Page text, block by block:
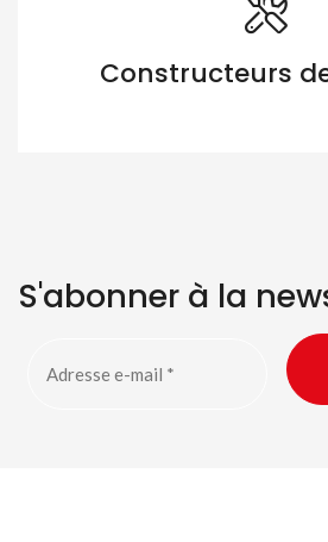
Constructeurs
S'abonner à la
Rechercher